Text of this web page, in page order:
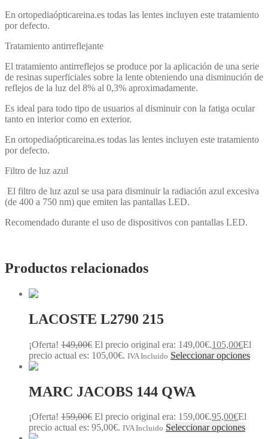
En ortopediaópticareina.es todas las lentes incluyen este tratamiento
por defecto.
Tratamiento antirreflejante
El tratamiento antirreflejos se produce por la aplicación de una serie
de resinas superficiales sobre la lente obteniendo una disminución de
reflejos de la luz del 8% al 0,3% aproximadamente.
Es ideal para todo tipo de usuarios al disminuir con la fatiga ocular
tanto en interior como en exterior.
En ortopediaópticareina.es todas las lentes incluyen este tratamiento
por defecto.
Filtro de luz azul
El filtro de luz azul se usa para disminuir la radiación azul excesiva
(de 400 a 750 nm) que emiten las pantallas LED.
Recomendado durante el uso de dispositivos con pantallas LED.
Productos relacionados
LACOSTE L2790 215
¡Oferta! 149,00€ El precio original era: 149,00€.105,00€El
precio actual es: 105,00€. IVA Incluido Seleccionar opciones
MARC JACOBS 144 QWA
¡Oferta! 159,00€ El precio original era: 159,00€.95,00€El
precio actual es: 95,00€. IVA Incluido Seleccionar opciones